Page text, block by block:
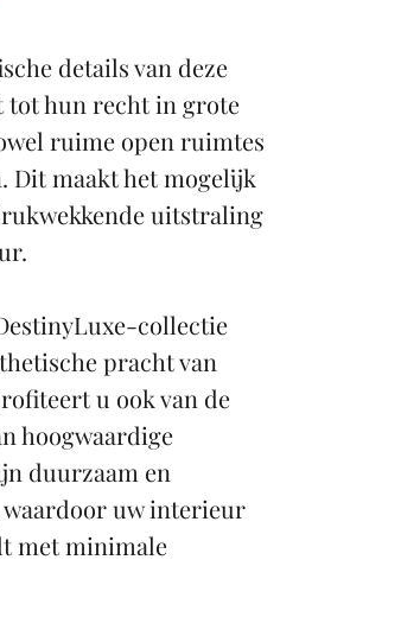
details van deze
tot hun recht in grote
ruime open ruimtes
Dit maakt het mogelijk
uitstraling
collectie
pracht van
u ook van de
hoogwaardige
duurzaam en
uw interieur
met minimale